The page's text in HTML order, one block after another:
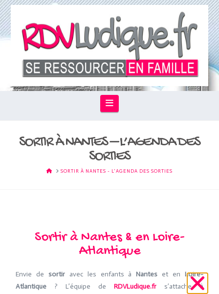
Navigation
SORTIR À NANTES – L’AGENDA DES
SORTIES
HOMESORTIR À NANTES - L'AGENDA DES SORTIES
Sortir à Nantes & en Loire-
Atlantique
Envie de sortir avec les enfants àNantes et en Loire-
Atlantique ? L’équipe deRDVLudique.fr s’attache à